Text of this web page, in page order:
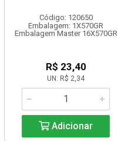
Código: 120650
Embalagem: 1X570GR
Embalagem Master 16X570GR
R$ 23,40
UN: R$ 2,34
Adicionar